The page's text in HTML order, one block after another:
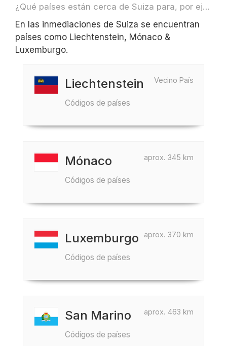
¿Qué países están cerca de Suiza para, por ejemplo, viajar o volar?
En las inmediaciones de Suiza se encuentran
países como Liechtenstein, Mónaco &
Luxemburgo.
Vecino País
Liechtenstein
Códigos de países
aprox. 345 km
Mónaco
Códigos de países
aprox. 370 km
Luxemburgo
Códigos de países
aprox. 463 km
San Marino
Códigos de países